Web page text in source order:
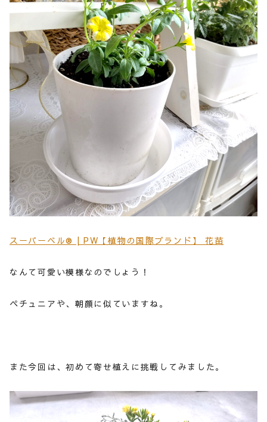
スーパーベル® | PW【植物の国際ブランド】 花苗
なんて可愛い模様なのでしょう！
ペチュニアや、朝顔に似ていますね。
また今回は、初めて寄せ植えに挑戦してみました。